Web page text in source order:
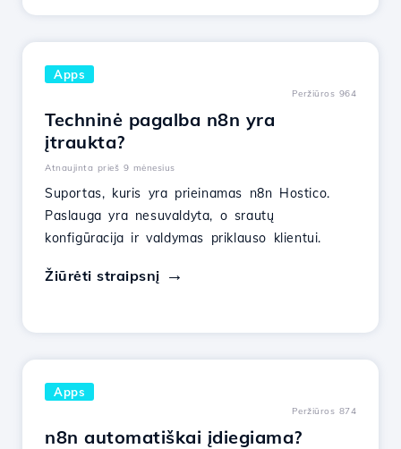
Apps
Peržiūros 964
Techninė pagalba n8n yra
įtraukta?
Atnaujinta prieš 9 mėnesius
Suportas, kuris yra prieinamas n8n Hostico.
Paslauga yra nesuvaldyta, o srautų
konfigūracija ir valdymas priklauso klientui.
Žiūrėti straipsnį
Apps
Peržiūros 874
n8n automatiškai įdiegiama?